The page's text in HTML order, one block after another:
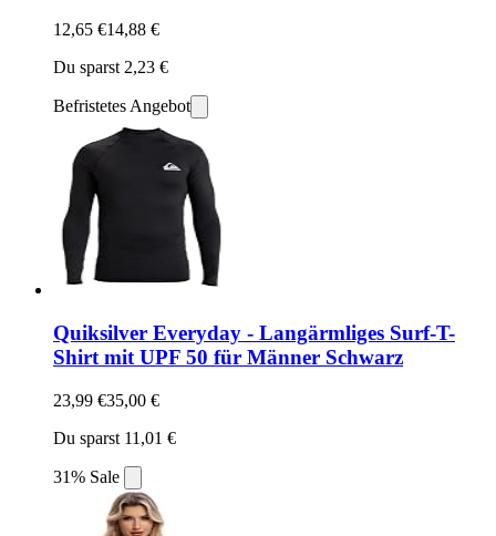
12,65 €14,88 €
Du sparst 2,23 €
Befristetes Angebot
Quiksilver Everyday - Langärmliges Surf-T-
Shirt mit UPF 50 für Männer Schwarz
23,99 €35,00 €
Du sparst 11,01 €
31% Sale